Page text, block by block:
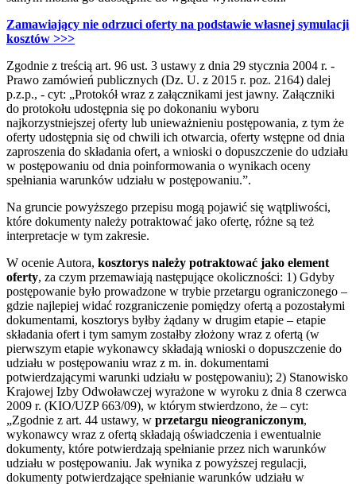
Zamawiający nie odrzuci oferty na podstawie własnej symulacji
kosztów >>>
Zgodnie z treścią art. 96 ust. 3 ustawy z dnia 29 stycznia 2004 r. -
Prawo zamówień publicznych (Dz. U. z 2015 r. poz. 2164) dalej
p.z.p., - cyt: „Protokół wraz z załącznikami jest jawny. Załączniki
do protokołu udostępnia się po dokonaniu wyboru
najkorzystniejszej oferty lub unieważnieniu postępowania, z tym że
oferty udostępnia się od chwili ich otwarcia, oferty wstępne od dnia
zaproszenia do składania ofert, a wnioski o dopuszczenie do udziału
w postępowaniu od dnia poinformowania o wynikach oceny
spełniania warunków udziału w postępowaniu.”.
Na gruncie powyższego przepisu mogą pojawić się wątpliwości,
które dokumenty należy potraktować jako ofertę, różne są też
interpretacje w tym zakresie.
W ocenie Autora, kosztorys należy potraktować jako element
oferty, za czym przemawiają następujące okoliczności: 1) Gdyby
postępowanie było prowadzone w trybie przetargu ograniczonego –
gdzie najlepiej widać rozgraniczenie pomiędzy ofertą a pozostałymi
dokumentami, kosztorys byłby żądany w drugim etapie – etapie
składania ofert i tym samym zostałby złożony wraz z ofertą (w
pierwszym etapie wykonawcy składają wnioski o dopuszczenie do
udziału w postępowaniu wraz z m. in. dokumentami
potwierdzającymi warunki udziału w postępowaniu); 2) Stanowisko
Krajowej Izby Odwoławczej wyrażone w wyroku z dnia 8 czerwca
2009 r. (KIO/UZP 663/09), w którym stwierdzono, że – cyt:
„Zgodnie z art. 44 ustawy, w przetargu nieograniczonym,
wykonawcy wraz z ofertą składają oświadczenia i ewentualnie
dokumenty, które potwierdzają spełnianie przez nich warunków
udziału w postępowaniu. Jak wynika z powyższej regulacji,
dokumenty potwierdzające spełnianie warunków udziału w